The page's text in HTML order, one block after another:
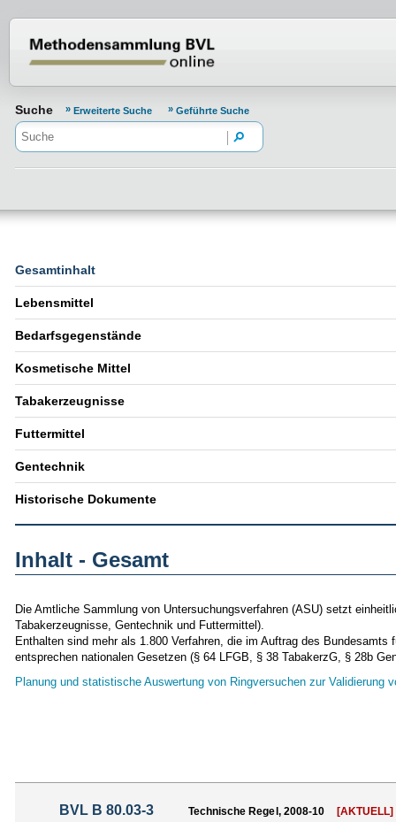
Suche Erweiterte Suche Geführte Suche
Gesamtinhalt
Lebensmittel
Bedarfsgegenstände
Kosmetische Mittel
Tabakerzeugnisse
Futtermittel
Gentechnik
Historische Dokumente
Inhalt - Gesamt
Die Amtliche Sammlung von Untersuchungsverfahren (ASU) setzt
Tabakerzeugnisse, Gentechnik und Futtermittel).
Enthalten sind mehr als 1.800 Verfahren, die im Auftrag des
entsprechen nationalen Gesetzen (§ 64 LFGB, § 38 TabakerzG, § 28b
Planung und statistische Auswertung von Ringversuchen zur Validierung
BVL B 80.03-3 Technische Regel, 2008-10 [AKTUELL]